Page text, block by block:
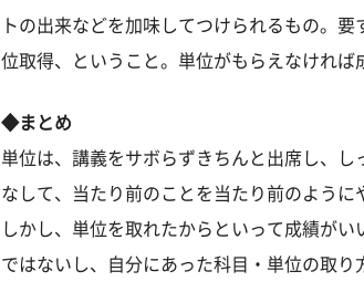
トの出来などを加味してつけられるもの。
位取得、ということ。単位がもらえなければ
◆まとめ
単位は、講義をサボらずきちんと出席し、
なして、当たり前のことを当たり前のように
しかし、単位を取れたからといって成績が
ではないし、自分にあった科目・単位の取り